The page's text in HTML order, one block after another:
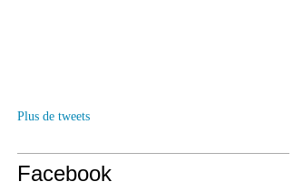
Plus de tweets
Facebook